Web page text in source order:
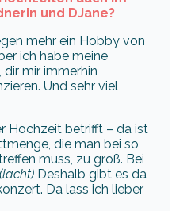
und DJane?
mehr ein Hobby von
ich habe meine
dir mir immerhin
Und sehr viel
Hochzeit betrifft – da ist
die man bei so
muss, zu groß. Bei
(lacht) Deshalb gibt es da
Da lass ich lieber